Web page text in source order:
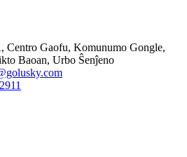
Centro Gaofu, Komunumo Gongle,
Baoan, Urbo Ŝenĵeno